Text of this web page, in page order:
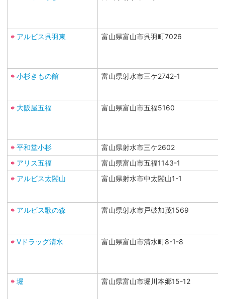
アルビス呉羽東 富山県富山市呉羽町7026
小杉きもの館 富山県射水市三ケ2742-1
大阪屋五福 富山県富山市五福5160
平和堂小杉
富山県射水市三ケ2602
アリス五福
富山県富山市五福1143-1
アルビス太閤山
富山県射水市中太閤山1-1
アルビス歌の森 富山県射水市戸破加茂1569
Vドラッグ清水 富山県富山市清水町8-1-8
堀 富山県富山市堀川本郷15-12